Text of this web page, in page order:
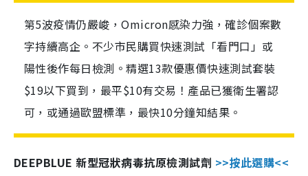
第5波疫情仍嚴峻，Omicron感染力強，確診個案數
字持續高企。不少市民購買快速測試「看門口」或
陽性後作每日檢測。精選13款優惠價快速測試套裝
$19以下買到，最平$10有交易！產品已獲衛生署認
可，或通過歐盟標準，最快10分鐘知結果。
DEEPBLUE 新型冠狀病毒抗原檢測試劑 >>按此選購<<